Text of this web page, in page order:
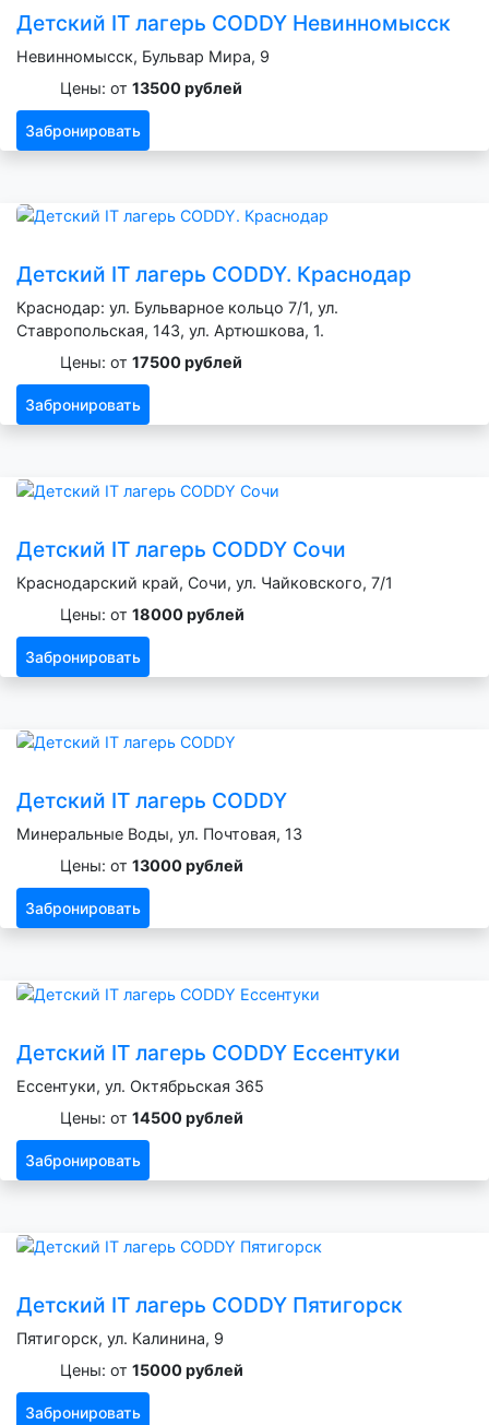
Детский IT лагерь CODDY Невинномысск
Невинномысск, Бульвар Мира, 9
Цены: от 13500 рублей
Забронировать
Детский IT лагерь CODDY. Краснодар
Краснодар: ул. Бульварное кольцо 7/1, ул.
Ставропольская, 143, ул. Артюшкова, 1.
Цены: от 17500 рублей
Забронировать
Детский IT лагерь CODDY Сочи
Краснодарский край, Сочи, ул. Чайковского, 7/1
Цены: от 18000 рублей
Забронировать
Детский IT лагерь CODDY
Минеральные Воды, ул. Почтовая, 13
Цены: от 13000 рублей
Забронировать
Детский IT лагерь CODDY Ессентуки
Ессентуки, ул. Октябрьская 365
Цены: от 14500 рублей
Забронировать
Детский IT лагерь CODDY Пятигорск
Пятигорск, ул. Калинина, 9
Цены: от 15000 рублей
Забронировать